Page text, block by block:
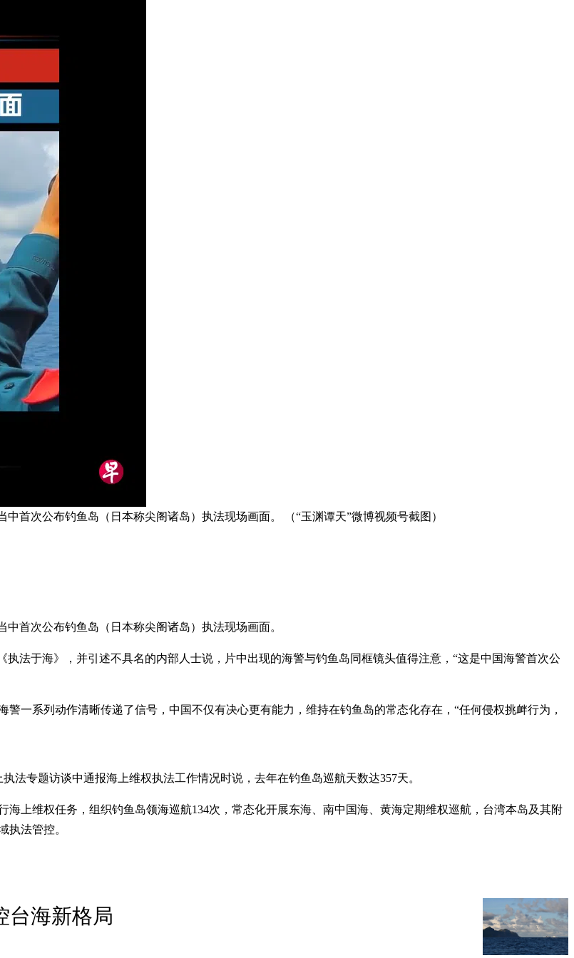
首次公布钓鱼岛（日本称尖阁诸岛）执法现场画面。 （“玉渊谭天”微博视频号截图）
首次公布钓鱼岛（日本称尖阁诸岛）执法现场画面。
法于海》，并引述不具名的内部人士说，片中出现的海警与钓鱼岛同框镜头值得注意，“这是中国海警首次公
一系列动作清晰传递了信号，中国不仅有决心更有能力，维持在钓鱼岛的常态化存在，“任何侵权挑衅行为，
法专题访谈中通报海上维权执法工作情况时说，去年在钓鱼岛巡航天数达357天。
上维权任务，组织钓鱼岛领海巡航134次，常态化开展东海、南中国海、黄海定期维权巡航，台湾本岛及其附
执法管控。
台海新格局